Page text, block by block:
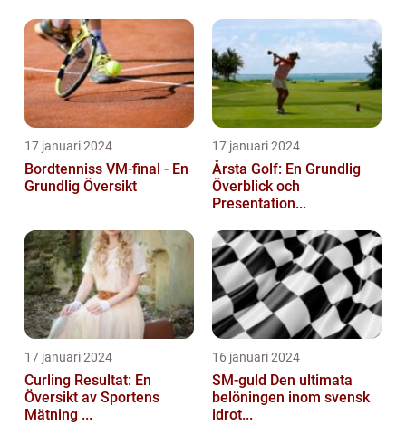
17 januari 2024
Bordtenniss VM-final - En
Grundlig Översikt
17 januari 2024
Årsta Golf: En Grundlig
Överblick och
Presentation...
17 januari 2024
Curling Resultat: En
Översikt av Sportens
Mätning ...
16 januari 2024
SM-guld Den ultimata
belöningen inom svensk
idrot...